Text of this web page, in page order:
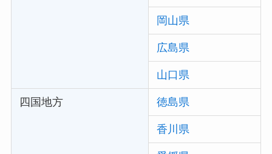
岡山県
広島県
山口県
四国地方 徳島県
香川県